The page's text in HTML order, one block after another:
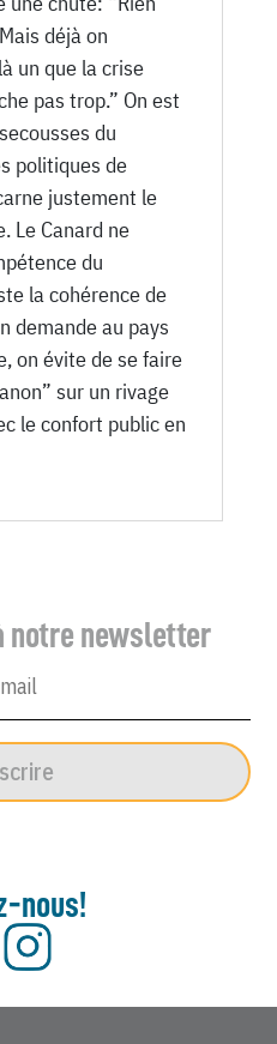
déjà on
un que la crise
pas trop.” On est
du
politiques de
justement le
Le Canard ne
du
la cohérence de
demande au pays
on évite de se faire
sur un rivage
le confort public en
notre newsletter
nous!